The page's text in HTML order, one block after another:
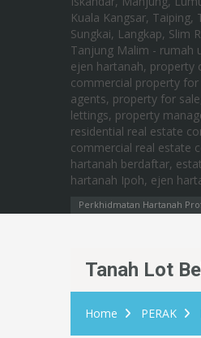
Perkhidmatan Hartanah
Tanah Lot
Home PERAK